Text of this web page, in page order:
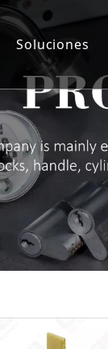
de la cerradura
manija de
de almohadilla
de cajón
Soluciones
Solución
Material